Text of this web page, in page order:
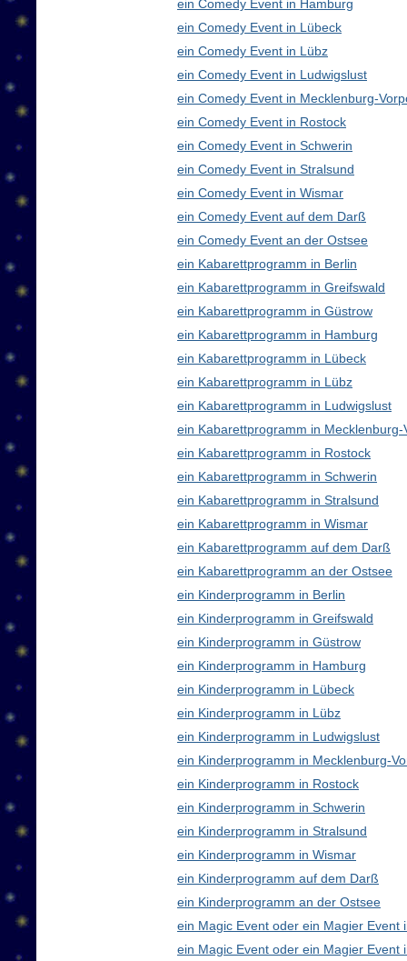
ein Comedy Event in Hamburg
ein Comedy Event in Lübeck
ein Comedy Event in Lübz
ein Comedy Event in Ludwigslust
ein Comedy Event in Mecklenburg-
ein Comedy Event in Rostock
ein Comedy Event in Schwerin
ein Comedy Event in Stralsund
ein Comedy Event in Wismar
ein Comedy Event auf dem Darß
ein Comedy Event an der Ostsee
ein Kabarettprogramm in Berlin
ein Kabarettprogramm in Greifswald
ein Kabarettprogramm in Güstrow
ein Kabarettprogramm in Hamburg
ein Kabarettprogramm in Lübeck
ein Kabarettprogramm in Lübz
ein Kabarettprogramm in Ludwigslust
ein Kabarettprogramm in
ein Kabarettprogramm in Rostock
ein Kabarettprogramm in Schwerin
ein Kabarettprogramm in Stralsund
ein Kabarettprogramm in Wismar
ein Kabarettprogramm auf dem Darß
ein Kabarettprogramm an der Ostsee
ein Kinderprogramm in Berlin
ein Kinderprogramm in Greifswald
ein Kinderprogramm in Güstrow
ein Kinderprogramm in Hamburg
ein Kinderprogramm in Lübeck
ein Kinderprogramm in Lübz
ein Kinderprogramm in Ludwigslust
ein Kinderprogramm in Mecklenburg-
ein Kinderprogramm in Rostock
ein Kinderprogramm in Schwerin
ein Kinderprogramm in Stralsund
ein Kinderprogramm in Wismar
ein Kinderprogramm auf dem Darß
ein Kinderprogramm an der Ostsee
ein Magic Event oder ein Magier Event
ein Magic Event oder ein Magier Event